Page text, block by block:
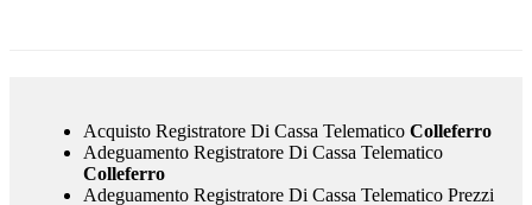
Acquisto Registratore Di Cassa TelematicoColleferro
Adeguamento Registratore Di Cassa Telematico
Colleferro
Adeguamento Registratore Di Cassa Telematico Prezzi